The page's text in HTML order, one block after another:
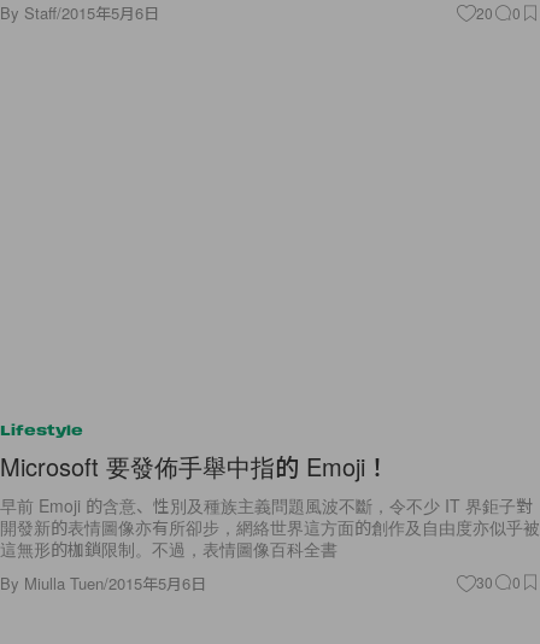
By Staff/2015年5月6日 20 0
Lifestyle
Microsoft 要發佈手舉中指的 Emoji！
早前 Emoji 的含意、性別及種族主義問題風波不斷，令不少 IT 界鉅子對
開發新的表情圖像亦有所卻步，網絡世界這方面的創作及自由度亦似乎被
這無形的枷鎖限制。不過，表情圖像百科全書
By Miulla Tuen/2015年5月6日 30 0